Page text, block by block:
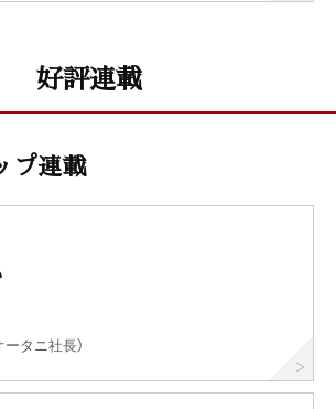
好評連載
プ連載
タニ社長）